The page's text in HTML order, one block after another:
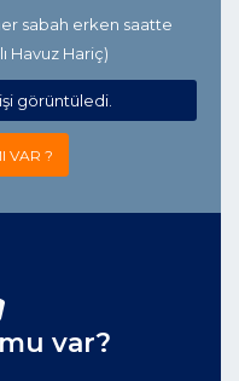
sabah erken saatte
Havuz Hariç)
görüntüledi.
VAR ?
var?